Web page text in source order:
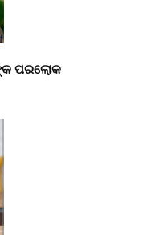
ପରଲୋକ